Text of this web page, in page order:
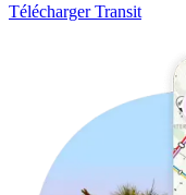
Télécharger Transit